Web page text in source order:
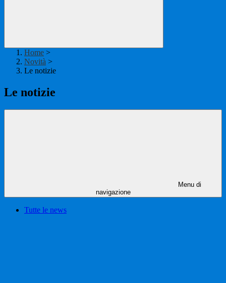
Home >
Novità >
Le notizie
Le notizie
Menu di
navigazione
Tutte le news